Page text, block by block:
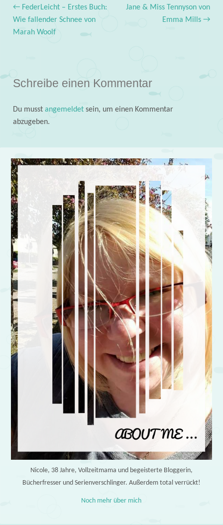
Post navigation
←FederLeicht – Erstes Buch:
Wie fallender Schnee von
Marah Woolf
Jane & Miss Tennyson von
Emma Mills→
Schreibe einen Kommentar
Du musst angemeldetsein, um einen Kommentar
abzugeben.
Nicole, 38 Jahre, Vollzeitmama und begeisterte Bloggerin,
Bücherfresser und Serienverschlinger. Außerdem total verrückt!
Noch mehr über mich